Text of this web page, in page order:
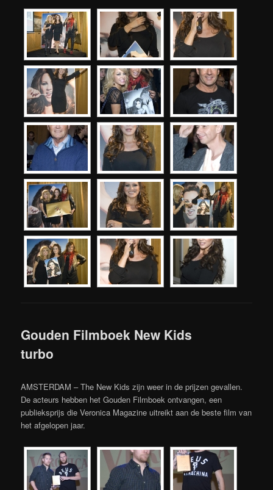
Gouden Filmboek New Kids
turbo
AMSTERDAM – The New Kids zijn weer in de prijzen gevallen.
De acteurs hebben het Gouden Filmboek ontvangen, een
publieksprijs die Veronica Magazine uitreikt aan de beste film van
het afgelopen jaar.